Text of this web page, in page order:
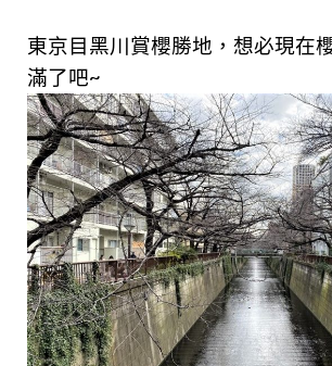
東京目黑川賞櫻勝地，想必現在
滿了吧~